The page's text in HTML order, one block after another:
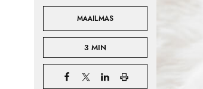
MAAILMAS
3 MIN